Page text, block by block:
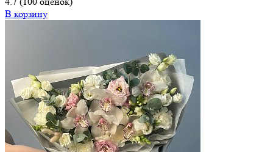
В корзину